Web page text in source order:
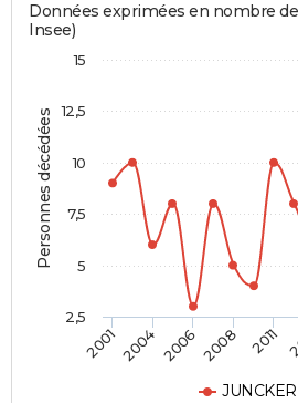
Personnes décédées
Données exprimées en nombre
Insee)
JUNCKER
20012004 20062008 2011
2,5
5
7,5
10
12,5
15